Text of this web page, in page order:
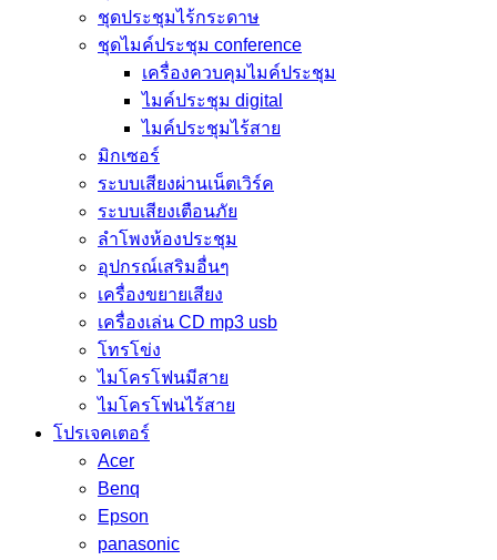
ชุดประชุมไร้กระดาษ
ชุดไมค์ประชุม conference
เครื่องควบคุมไมค์ประชุม
ไมค์ประชุม digital
ไมค์ประชุมไร้สาย
มิกเซอร์
ระบบเสียงผ่านเน็ตเวิร์ค
ระบบเสียงเตือนภัย
ลำโพงห้องประชุม
อุปกรณ์เสริมอื่นๆ
เครื่องขยายเสียง
เครื่องเล่น CD mp3 usb
โทรโข่ง
ไมโครโฟนมีสาย
ไมโครโฟนไร้สาย
โปรเจคเตอร์
Acer
Benq
Epson
panasonic